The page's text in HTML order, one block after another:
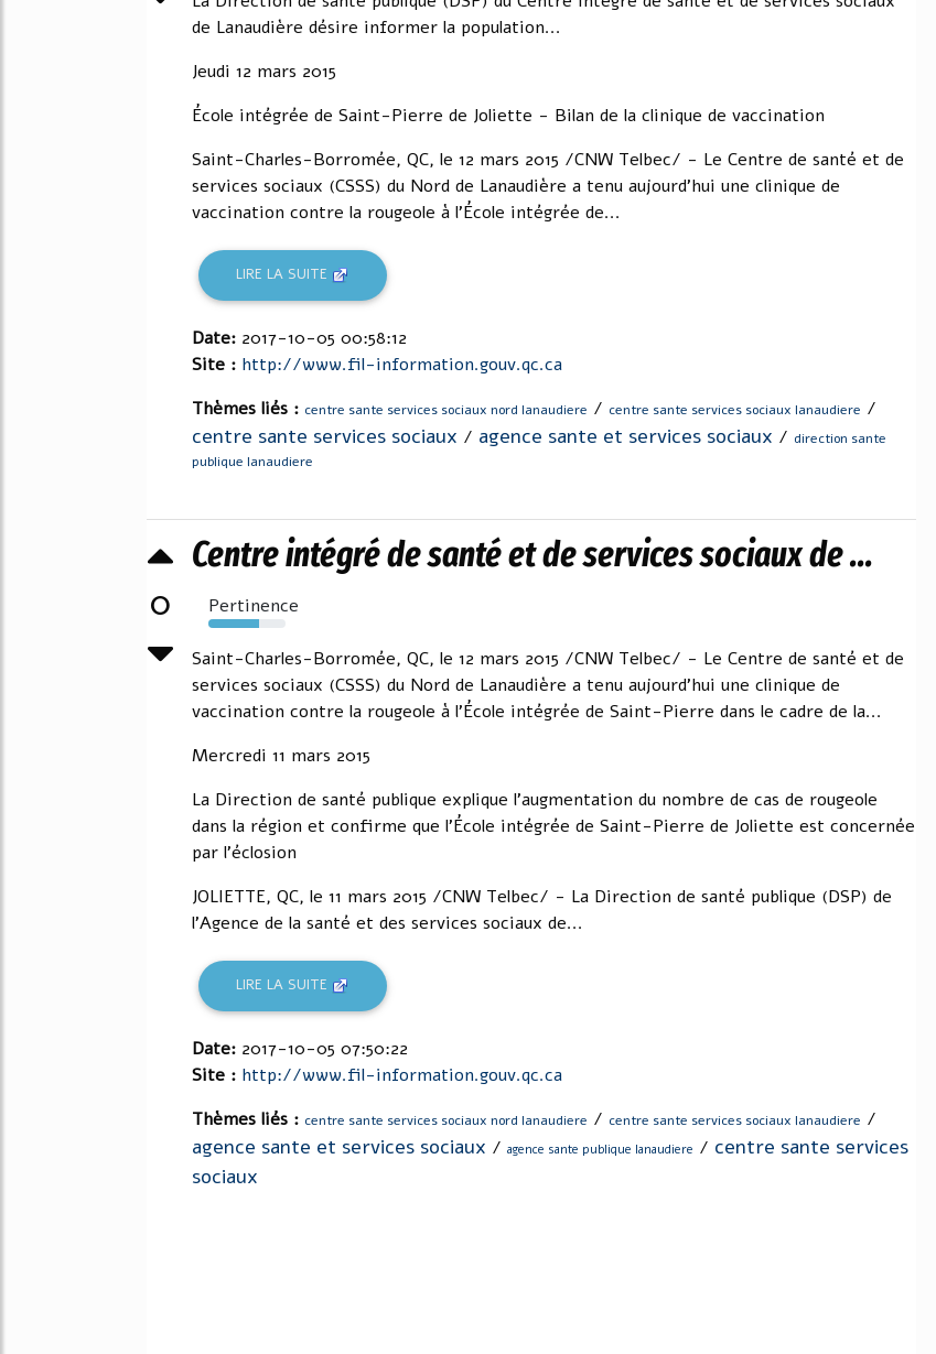
de Lanaudière désire informer la population...
Jeudi 12 mars 2015
École intégrée de Saint-Pierre de Joliette - Bilan de la clinique de vaccination
Saint-Charles-Borromée, QC, le 12 mars 2015 /CNW Telbec/ - Le Centre de santé et de
services sociaux (CSSS) du Nord de Lanaudière a tenu aujourd'hui une clinique de
vaccination contre la rougeole à l'École intégrée de...
LIRE LA SUITE
Date: 2017-10-05 00:58:12
Site : http://www.fil-information.gouv.qc.ca
Thèmes liés : centre sante services sociaux nord lanaudiere / centre sante services sociaux lanaudiere /
centre sante services sociaux / agence sante et services sociaux / direction sante
publique lanaudiere
0
Centre intégré de santé et de services sociaux de ...
Pertinence
66%
Saint-Charles-Borromée, QC, le 12 mars 2015 /CNW Telbec/ - Le Centre de santé et de
services sociaux (CSSS) du Nord de Lanaudière a tenu aujourd'hui une clinique de
vaccination contre la rougeole à l'École intégrée de Saint-Pierre dans le cadre de la...
Mercredi 11 mars 2015
La Direction de santé publique explique l'augmentation du nombre de cas de rougeole
dans la région et confirme que l'École intégrée de Saint-Pierre de Joliette est concernée
par l'éclosion
JOLIETTE, QC, le 11 mars 2015 /CNW Telbec/ - La Direction de santé publique (DSP) de
l'Agence de la santé et des services sociaux de...
LIRE LA SUITE
Date: 2017-10-05 07:50:22
Site : http://www.fil-information.gouv.qc.ca
Thèmes liés : centre sante services sociaux nord lanaudiere / centre sante services sociaux lanaudiere /
agence sante et services sociaux / agence sante publique lanaudiere / centre sante services
sociaux